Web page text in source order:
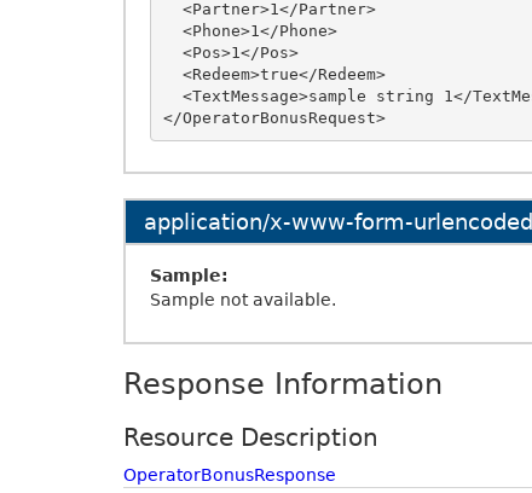
</OperatorBonusRequest>
application/x-www-form-urlencoded
Sample:
Sample not available.
Response Information
Resource Description
OperatorBonusResponse